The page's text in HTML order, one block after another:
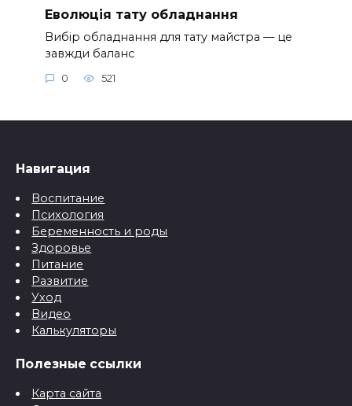
Еволюція тату обладнання
Вибір обладнання для тату майстра — це
завжди баланс
0 521
Навигация
Воспитание
Психология
Беременность и роды
Здоровье
Питание
Развитие
Уход
Видео
Калькуляторы
Полезные ссылки
Карта сайта